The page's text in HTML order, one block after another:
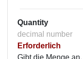
Quantity
decimal number
Erforderlich
Gibt die Menge an.